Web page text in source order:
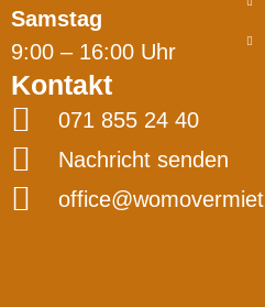
Samstag
9:00 – 16:00 Uhr
Kontakt
071 855 24 40
Nachricht senden